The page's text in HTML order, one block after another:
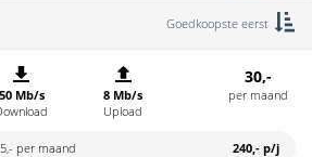
Goedkoopste eerst
50 Mb/s
8 Mb/s
Upload
30,-
per maand
per maand 240,- p/j